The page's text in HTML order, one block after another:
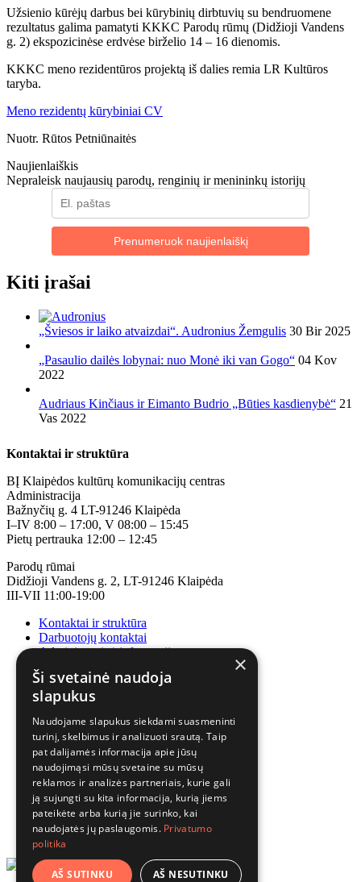
Užsienio kūrėjų darbus bei kūrybinių dirbtuvių su bendruomene
rezultatus galima pamatyti KKKC Parodų rūmų (Didžioji Vandens
g. 2) ekspozicinėse erdvėse birželio 14 – 16 dienomis.
KKKC meno rezidentūros projektą iš dalies remia LR Kultūros
taryba.
Meno rezidentų kūrybiniai CV
Nuotr. Rūtos Petniūnaitės
Naujienlaiškis
Nepraleisk naujausių parodų, renginių ir menininkų istorijų
Prenumeruok naujienlaiškį
Kiti įrašai
„Šviesos ir laiko atvaizdai“. Audronius Žemgulis 30 Bir 2025
„Pasaulio dailės lobynai: nuo Monė iki van Gogo“ 04 Kov
2022
Audriaus Kinčiaus ir Eimanto Budrio „Būties kasdienybė“ 21
Vas 2022
Kontaktai ir struktūra
BĮ Klaipėdos kultūrų komunikacijų centras
Administracija
Bažnyčių g. 4 LT-91246 Klaipėda
I–IV 8:00 – 17:00, V 08:00 – 15:45
Pietų pertrauka 12:00 – 12:45
Parodų rūmai
Didžioji Vandens g. 2, LT-91246 Klaipėda
III-VII 11:00-19:00
Kontaktai ir struktūra
Darbuotojų kontaktai
Administracinė informacija
Korupcijos prevencija
×
Ši svetainė naudoja
slapukus
Naudojame slapukus siekdami suasmeninti
turinį, skelbimus ir analizuoti srautą. Taip
pat dalijamės informacija apie jūsų
naudojimąsi mūsų svetaine su mūsų
reklamos ir analizės partneriais, kurie gali
ją sujungti su kita informacija, kurią jiems
pateikėte arba kurią jie surinko, kai
naudojatės jų paslaugomis. Privatumo
politika
AŠ SUTINKU AŠ NESUTINKU